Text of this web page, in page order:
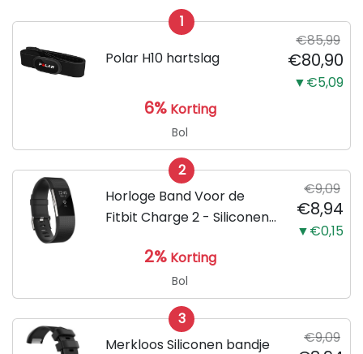
1
Polar H10 hartslag
€85,99
€80,90
▼€5,09
6% Korting
Bol
2
Horloge Band Voor de
Fitbit Charge 2 - Siliconen
Armband Large - Geschikt
voor de Activity Tracker /
Polsband / Strap Band /...
€9,09
€8,94
▼€0,15
2% Korting
Bol
3
Merkloos Siliconen bandje
€9,09